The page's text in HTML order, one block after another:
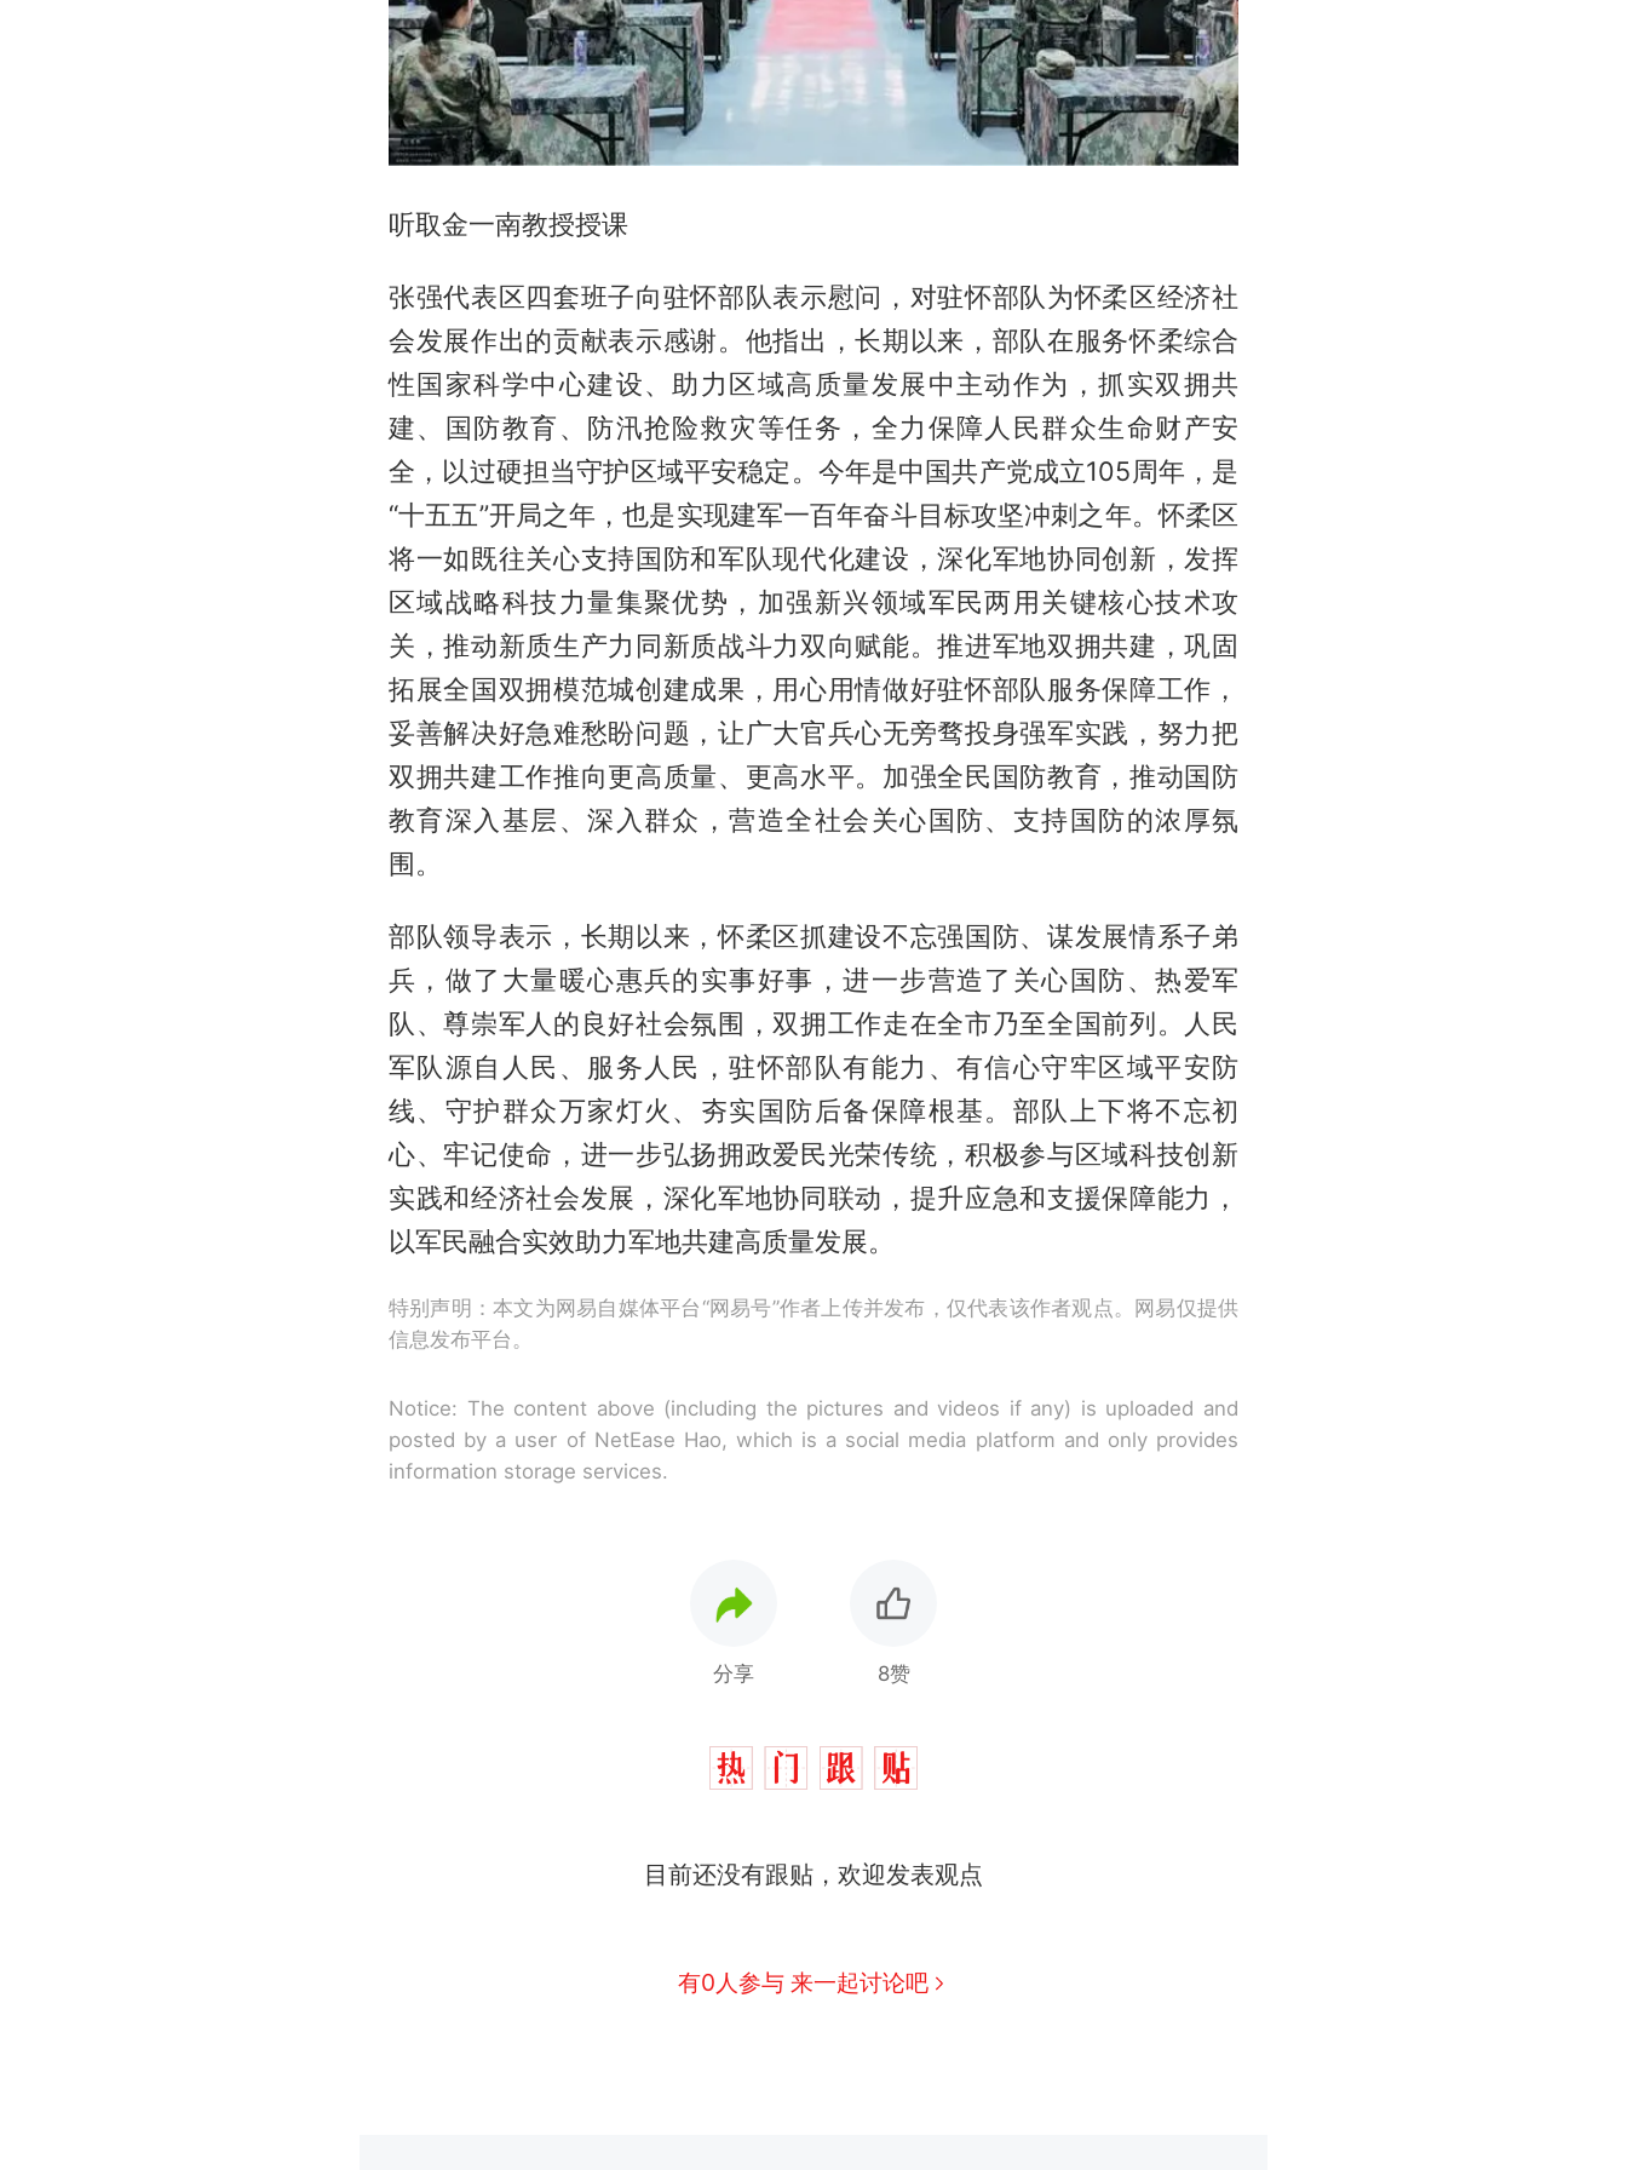
听取金一南教授授课
张强代表区四套班子向驻怀部队表示慰问，对驻怀部队为怀柔区经济社
会发展作出的贡献表示感谢。他指出，长期以来，部队在服务怀柔综合
性国家科学中心建设、助力区域高质量发展中主动作为，抓实双拥共
建、国防教育、防汛抢险救灾等任务，全力保障人民群众生命财产安
全，以过硬担当守护区域平安稳定。今年是中国共产党成立105周年，是
“十五五”开局之年，也是实现建军一百年奋斗目标攻坚冲刺之年。怀柔区
将一如既往关心支持国防和军队现代化建设，深化军地协同创新，发挥
区域战略科技力量集聚优势，加强新兴领域军民两用关键核心技术攻
关，推动新质生产力同新质战斗力双向赋能。推进军地双拥共建，巩固
拓展全国双拥模范城创建成果，用心用情做好驻怀部队服务保障工作，
妥善解决好急难愁盼问题，让广大官兵心无旁骛投身强军实践，努力把
双拥共建工作推向更高质量、更高水平。加强全民国防教育，推动国防
教育深入基层、深入群众，营造全社会关心国防、支持国防的浓厚氛
围。
部队领导表示，长期以来，怀柔区抓建设不忘强国防、谋发展情系子弟
兵，做了大量暖心惠兵的实事好事，进一步营造了关心国防、热爱军
队、尊崇军人的良好社会氛围，双拥工作走在全市乃至全国前列。人民
军队源自人民、服务人民，驻怀部队有能力、有信心守牢区域平安防
线、守护群众万家灯火、夯实国防后备保障根基。部队上下将不忘初
心、牢记使命，进一步弘扬拥政爱民光荣传统，积极参与区域科技创新
实践和经济社会发展，深化军地协同联动，提升应急和支援保障能力，
以军民融合实效助力军地共建高质量发展。
特别声明：本文为网易自媒体平台“网易号”作者上传并发布，仅代表该作者观点。网易仅提供
信息发布平台。
Notice: The content above (including the pictures and videos if any) is uploaded and
posted by a user of NetEase Hao, which is a social media platform and only provides
information storage services.
分享 8赞
目前还没有跟贴，欢迎发表观点
有0人参与 来一起讨论吧